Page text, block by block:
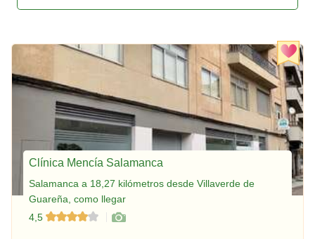
Clínica Mencía Salamanca
Salamanca a 18,27 kilómetros desde Villaverde de
Guareña, como llegar
4,5